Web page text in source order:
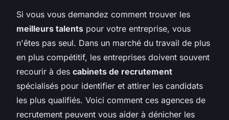
Si vous vous demandez comment trouver les
meilleurs talents pour votre entreprise, vous
n'êtes pas seul. Dans un marché du travail de plus
en plus compétitif, les entreprises doivent souvent
recourir à des cabinets de recrutement
spécialisés pour identifier et attirer les candidats
les plus qualifiés. Voici comment ces agences de
recrutement peuvent vous aider à dénicher les